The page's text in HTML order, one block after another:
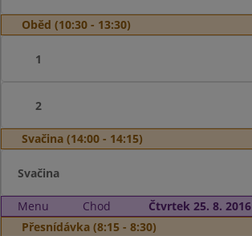
Oběd (10:30 - 13:30)
1
2
Svačina (14:00 - 14:15)
Svačina
Menu Chod
Čtvrtek 25. 8. 2016
Přesnídávka (8:15 - 8:30)